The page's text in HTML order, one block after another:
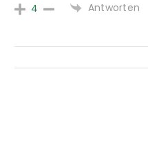
4 Antworten